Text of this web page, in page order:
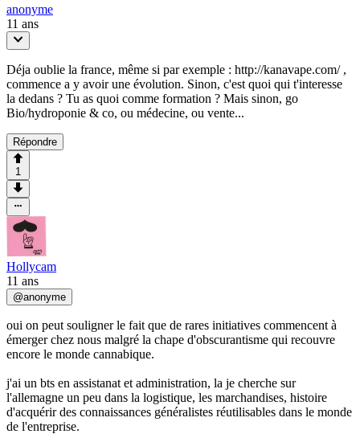
anonyme
11 ans
Déja oublie la france, même si par exemple : http://kanavape.com/ ,
commence a y avoir une évolution. Sinon, c'est quoi qui t'interesse
la dedans ? Tu as quoi comme formation ? Mais sinon, go
Bio/hydroponie & co, ou médecine, ou vente...
Répondre
1
Hollycam
11 ans
@anonyme
oui on peut souligner le fait que de rares initiatives commencent à
émerger chez nous malgré la chape d'obscurantisme qui recouvre
encore le monde cannabique.
j'ai un bts en assistanat et administration, la je cherche sur
l'allemagne un peu dans la logistique, les marchandises, histoire
d'acquérir des connaissances généralistes réutilisables dans le monde
de l'entreprise.